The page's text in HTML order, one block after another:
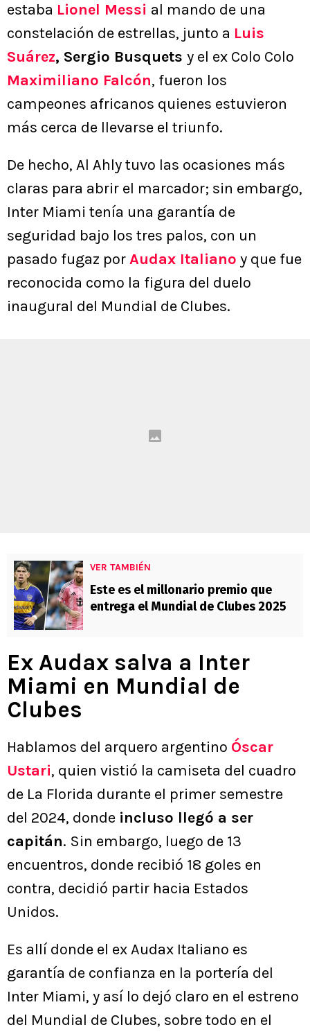
estaba Lionel Messi al mando de una
constelación de estrellas, junto a Luis
Suárez, Sergio Busquets y el ex Colo Colo
Maximiliano Falcón, fueron los
campeones africanos quienes estuvieron
más cerca de llevarse el triunfo.
De hecho, Al Ahly tuvo las ocasiones más
claras para abrir el marcador; sin embargo,
Inter Miami tenía una garantía de
seguridad bajo los tres palos, con un
pasado fugaz porAudax Italiano y que fue
reconocida como la figura del duelo
inaugural del Mundial de Clubes.
VER TAMBIÉN
Este es el millonario premio que
entrega el Mundial de Clubes 2025
Ex Audax salva a Inter
Miami en Mundial de
Clubes
Hablamos del arquero argentino Óscar
Ustari, quien vistió la camiseta del cuadro
de La Florida durante el primer semestre
del 2024, donde incluso llegó a ser
capitán. Sin embargo, luego de 13
encuentros, donde recibió 18 goles en
contra, decidió partir hacia Estados
Unidos.
Es allí donde el ex Audax Italiano es
garantía de confianza en la portería del
Inter Miami, y así lo dejó claro en el estreno
del Mundial de Clubes, sobre todo en el